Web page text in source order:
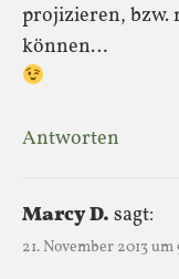
projizieren, bzw.
können…
Antworten
Marcy D. sagt:
21. November 2013 um